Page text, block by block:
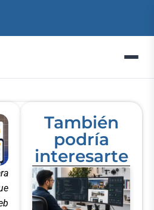
También
podría
interesarte